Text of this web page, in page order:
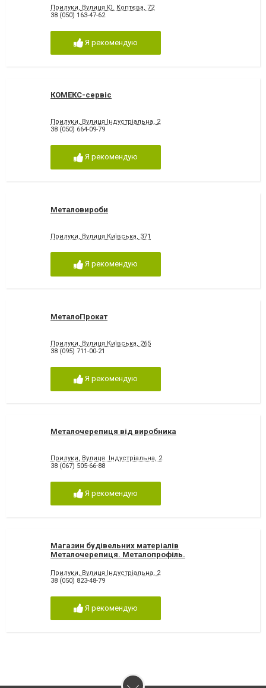
Прилуки, Вулиця Ю. Коптєва, 72
38 (050) 163-47-62
Я рекомендую
КОМЕКС-сервіс
Прилуки, Вулиця Індустріальна, 2
38 (050) 664-09-79
Я рекомендую
Металовироби
Прилуки, Вулиця Київська, 371
Я рекомендую
МеталоПрокат
Прилуки, Вулиця Київська, 265
38 (095) 711-00-21
Я рекомендую
Металочерепиця від виробника
Прилуки, Вулиця Індустріальна, 2
38 (067) 505-66-88
Я рекомендую
Магазин будівельних матеріалів
Металочерепиця. Металопрофіль.
Прилуки, Вулиця Індустріальна, 2
38 (050) 823-48-79
Я рекомендую